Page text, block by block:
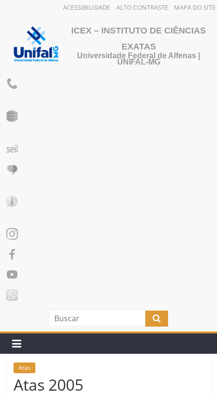
ACESSIBILIDADE ALTO CONTRASTE MAPA DO SITE
ICEX – INSTITUTO DE CIÊNCIAS
EXATAS
Universidade Federal de Alfenas |
UNIFAL-MG
Atas
Atas 2005